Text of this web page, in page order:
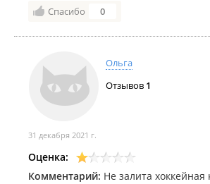
Спасибо 0
Ольга
Отзывов 1
31 декабря 2021 г.
Оценка:
Комментарий: Не залита хоккейная